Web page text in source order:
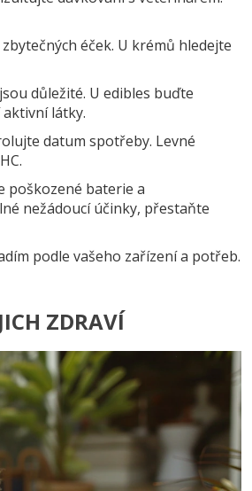
éček. U krémů hledejte
důležité. U edibles buďte
látky.
datum spotřeby. Levné
poškozené baterie a
nežádoucí účinky, přestaňte
podle vašeho zařízení a potřeb.
ZDRAVÍ